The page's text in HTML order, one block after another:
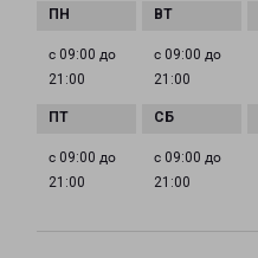
с 09:00 до
21:00
с 09:00 до
21:00
с 09:00 до
21:00
с 09:00 до
21:00